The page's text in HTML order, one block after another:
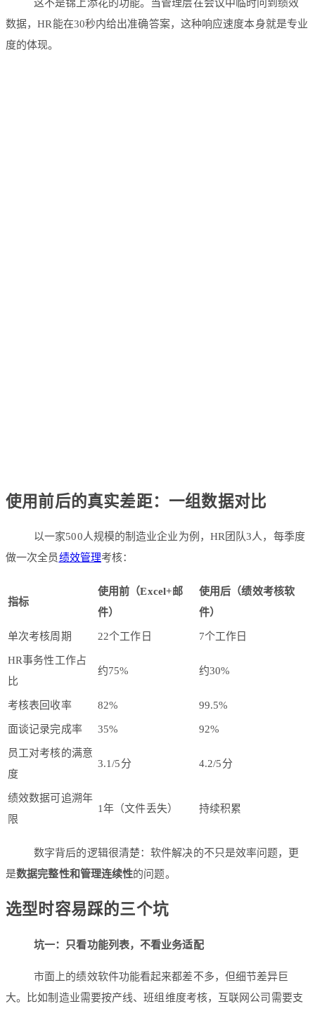
这不是锦上添花的功能。当管理层在会议中临时问到绩效
数据，HR能在30秒内给出准确答案，这种响应速度本身就是专业
度的体现。
使用前后的真实差距：一组数据对比
以一家500人规模的制造业企业为例，HR团队3人，每季度
做一次全员绩效管理考核：
指标
使用前（Excel+邮
件）
使用后（绩效考核软
件）
单次考核周期 22个工作日 7个工作日
HR事务性工作占
比
约75% 约30%
考核表回收率 82% 99.5%
面谈记录完成率 35% 92%
员工对考核的满意
度
3.1/5分 4.2/5分
绩效数据可追溯年
限
1年（文件丢失） 持续积累
数字背后的逻辑很清楚：软件解决的不只是效率问题，更
是数据完整性和管理连续性的问题。
选型时容易踩的三个坑
坑一：只看功能列表，不看业务适配
市面上的绩效软件功能看起来都差不多，但细节差异巨
大。比如制造业需要按产线、班组维度考核，互联网公司需要支